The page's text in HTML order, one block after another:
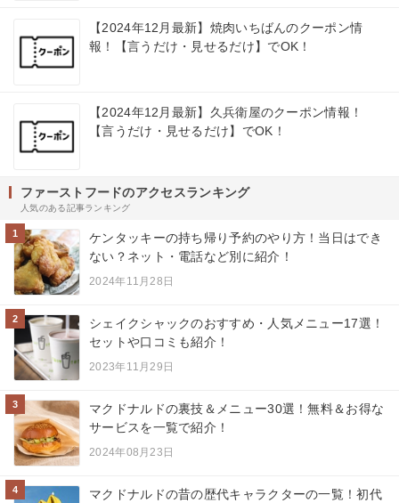
【2024年12月最新】焼肉いちばんのクーポン情
報！【言うだけ・見せるだけ】でOK！
【2024年12月最新】久兵衛屋のクーポン情報！
【言うだけ・見せるだけ】でOK！
ファーストフードのアクセスランキング
人気のある記事ランキング
1
ケンタッキーの持ち帰り予約のやり方！当日はでき
ない？ネット・電話など別に紹介！
2024年11月28日
2
シェイクシャックのおすすめ・人気メニュー17選！
セットや口コミも紹介！
2023年11月29日
3
マクドナルドの裏技＆メニュー30選！無料＆お得な
サービスを一覧で紹介！
2024年08月23日
4
マクドナルドの昔の歴代キャラクターの一覧！初代